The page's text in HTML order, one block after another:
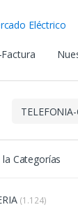
Categorías
(1.124)